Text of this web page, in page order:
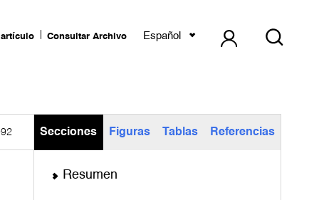
artículo Consultar Archivo Español
Secciones Figuras Tablas Referencias
Resumen